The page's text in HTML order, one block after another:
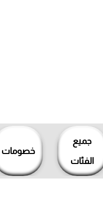
جميع
الفئات
خصومات